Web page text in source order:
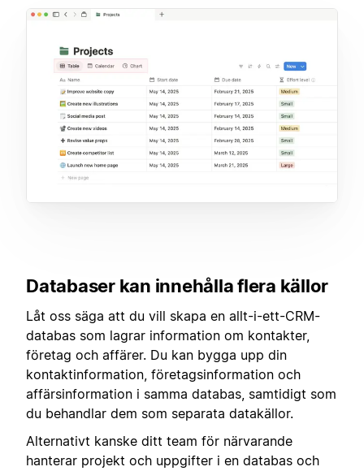
Databaser kan innehålla flera källor
Låt oss säga att du vill skapa en allt-i-ett-CRM-
databas som lagrar information om kontakter,
företag och affärer. Du kan bygga upp din
kontaktinformation, företagsinformation och
affärsinformation i samma databas, samtidigt som
du behandlar dem som separata datakällor.
Alternativt kanske ditt team för närvarande
hanterar projekt och uppgifter i en databas och